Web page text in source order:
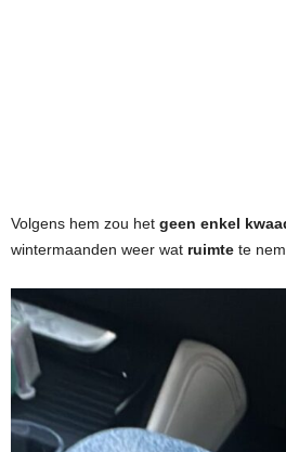
Volgens hem zou het geen enkel
wintermaanden weer wat ruimte te